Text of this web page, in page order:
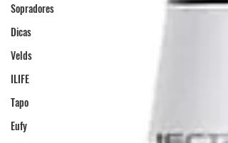
Sopradores
Dicas
Velds
ILIFE
Tapo
Eufy